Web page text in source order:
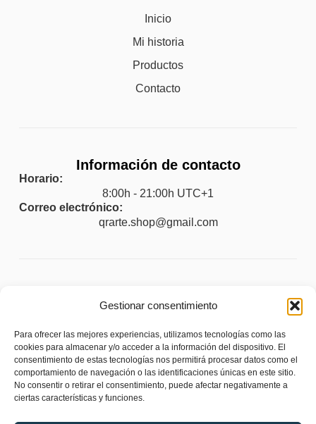
Gestionar consentimiento
Para ofrecer las mejores experiencias, utilizamos tecnologías como las
cookies para almacenar y/o acceder a la información del dispositivo. El
consentimiento de estas tecnologías nos permitirá procesar datos como el
comportamiento de navegación o las identificaciones únicas en este sitio.
No consentir o retirar el consentimiento, puede afectar negativamente a
ciertas características y funciones.
Inicio
Mi historia
Productos
Contacto
Información de contacto
Horario:
8:00h - 21:00h UTC+1
Correo electrónico:
qrarte.shop@gmail.com
Política de privacidad
Política de cookies (UE)
Política de envíos y devoluciones